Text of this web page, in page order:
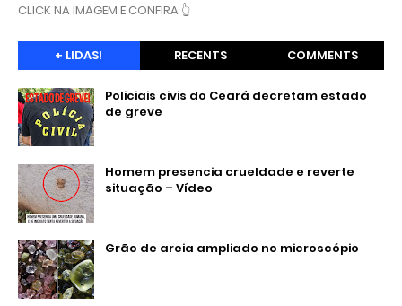
CLICK NA IMAGEM E CONFIRA 👆
+ LIDAS! RECENTS COMMENTS
Policiais civis do Ceará decretam estado
de greve
Homem presencia crueldade e reverte
situação – Vídeo
Grão de areia ampliado no microscópio